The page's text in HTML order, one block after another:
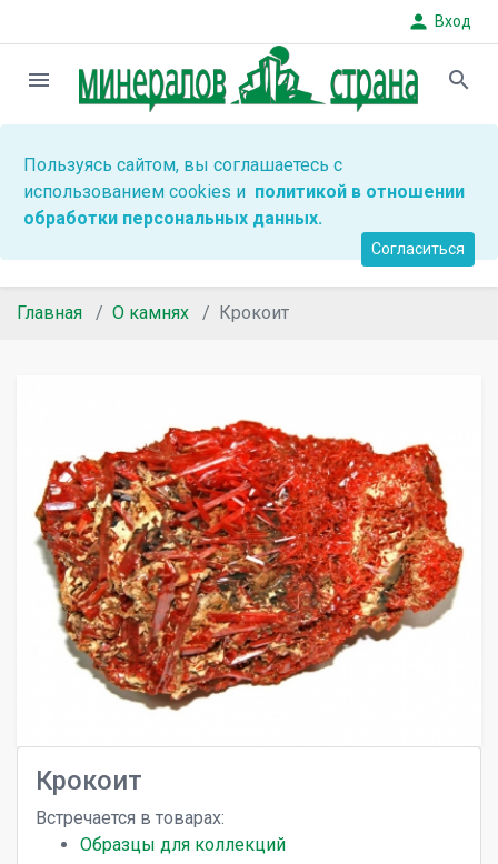
person Вход
menu search
Пользуясь сайтом, вы соглашаетесь с
использованием cookies и политикой в отношении
обработки персональных данных.
Согласиться
Главная О камнях Крокоит
Крокоит
Встречается в товарах:
Образцы для коллекций